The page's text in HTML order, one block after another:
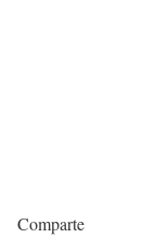
Comparte